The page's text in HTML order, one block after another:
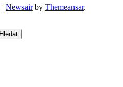
| Newsairby Themeansar.